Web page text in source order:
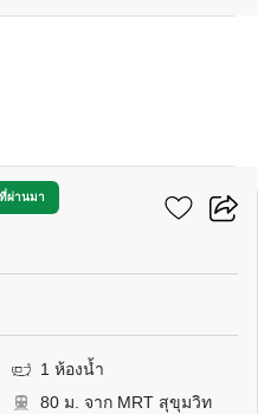
ผ่านมา
1 ห้องน้ำ
80 ม. จาก MRT สุขุมวิท